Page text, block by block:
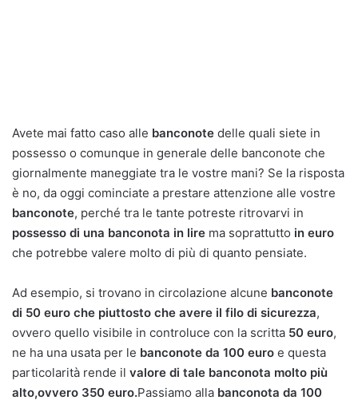
Avete mai fatto caso alle banconote delle quali siete in
possesso o comunque in generale delle banconote che
giornalmente maneggiate tra le vostre mani? Se la risposta
è no, da oggi cominciate a prestare attenzione alle vostre
banconote, perché tra le tante potreste ritrovarvi in
possesso di una banconota in lire ma soprattutto in euro
che potrebbe valere molto di più di quanto pensiate.
Ad esempio, si trovano in circolazione alcune banconote
di 50 euro che piuttosto che avere il filo di sicurezza,
ovvero quello visibile in controluce con la scritta 50 euro,
ne ha una usata per le banconote da 100 euro e questa
particolarità rende il valore di tale banconota molto più
alto,ovvero 350 euro.Passiamo alla banconota da 100